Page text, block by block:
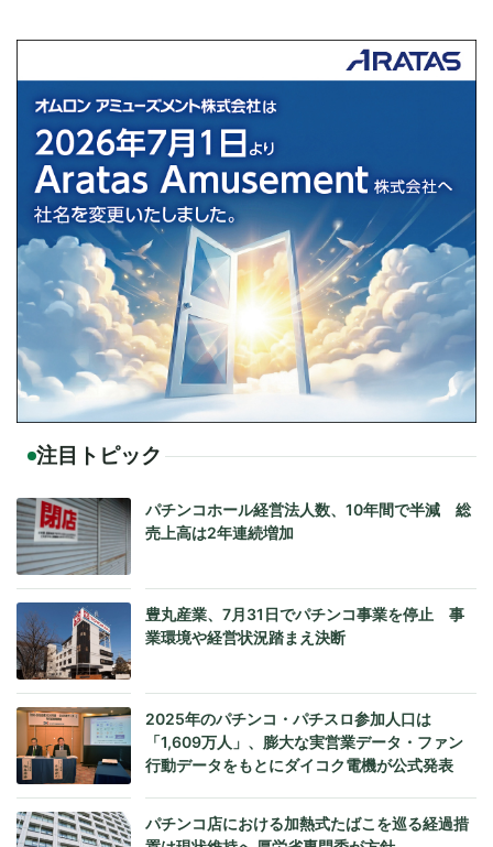
注目トピック
パチンコホール経営法人数、10年間で半減 総
売上高は2年連続増加
豊丸産業、7月31日でパチンコ事業を停止 事
業環境や経営状況踏まえ決断
2025年のパチンコ・パチスロ参加人口は
「1,609万人」、膨大な実営業データ・ファン
行動データをもとにダイコク電機が公式発表
パチンコ店における加熱式たばこを巡る経過措